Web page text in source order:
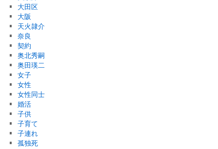
大田区
大阪
天火隷介
奈良
契約
奥北秀嗣
奥田瑛二
女子
女性
女性同士
婚活
子供
子育て
子連れ
孤独死